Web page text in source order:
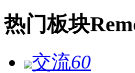
热门板块
交流60